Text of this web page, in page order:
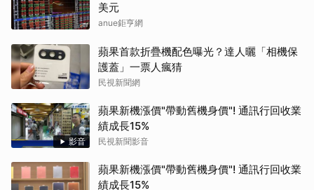
美元
anue鉅亨網
蘋果首款折疊機配色曝光？達人曬「相機保
護蓋」一票人瘋猜
民視新聞網
影音
蘋果新機漲價"帶動舊機身價"! 通訊行回收業
績成長15%
民視新聞影音
蘋果新機漲價"帶動舊機身價"! 通訊行回收業
績成長15%